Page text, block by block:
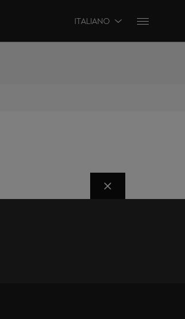
ITALIANO